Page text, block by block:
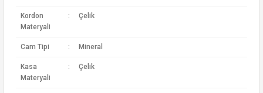
Kordon
Materyali
: Çelik
Cam Tipi : Mineral
Kasa
Materyali
: Çelik